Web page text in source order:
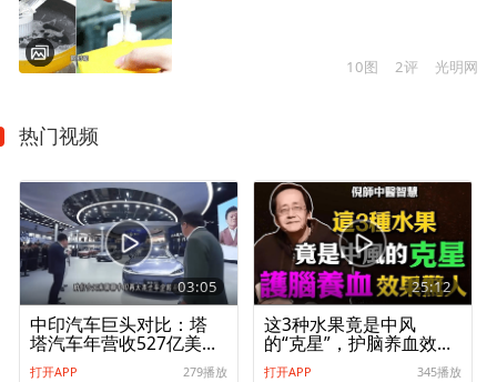
10图 2评 光明网
热门视频
03:05
中印汽车巨头对比：塔
塔汽车年营收527亿美
元，比亚迪呢
打开APP 279播放
25:12
这3种水果竟是中风
的“克星”，护脑养血效果
惊人，很多人不知道
打开APP 345播放